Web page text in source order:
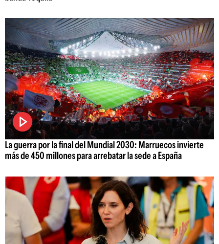
La guerra por la final del Mundial 2030: Marruecos invierte
más de 450 millones para arrebatar la sede a España